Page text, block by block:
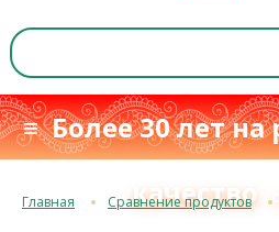
≡ Более 30 лет
качество
Главная Сравнение продуктов